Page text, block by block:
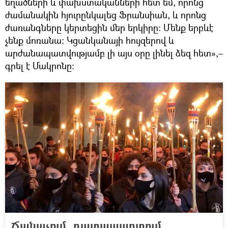
ժամանակին հյուրընկալեց Ֆրանսիան, և որոնց
ժառանգները կերտեցին մեր երկիրը։ Մենք երբևէ
չենք մոռանա։ Կցանկանայի հույզերով և
արժանապատվությամբ լի այս օրը լինել ձեզ հետ»,–
գրել է Մակրոնը: